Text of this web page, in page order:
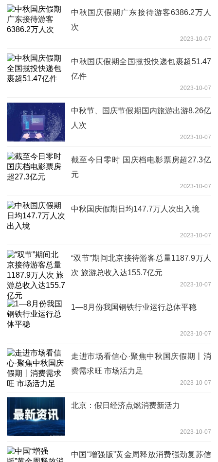
中秋国庆假期广东接待游客6386.2万人
次
2023-10-07
中秋国庆假期全国揽投快递包裹超51.47
亿件
2023-10-07
中秋节、国庆节假期国内旅游出游8.26亿
人次
2023-10-07
截至今日零时 国庆档电影票房超27.3亿
元
2023-10-07
中秋国庆假期日均147.7万人次出入境
2023-10-07
“双节”期间北京接待游客总量1187.9万人
次 旅游总收入达155.7亿元
2023-10-07
1—8月份我国钢铁行业运行总体平稳
2023-10-07
走进市场看信心·聚焦中秋国庆假期丨消
费需求旺 市场活力足
2023-10-07
北京：假日经济点燃消费新活力
2023-10-07
中国“增强版”黄金周释放消费强劲复苏信